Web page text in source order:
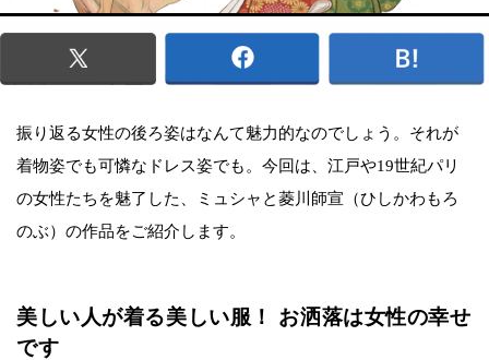
振り返る女性の後ろ姿はなんて魅力的なのでしょう。それが
着物姿でも可憐なドレス姿でも。今回は、江戸や19世紀パリ
の女性たちを魅了した、ミュシャと菱川師宣（ひしかわもろ
のぶ）の作品をご紹介します。
美しい人が着る美しい服！ お洒落は女性の幸せ
です